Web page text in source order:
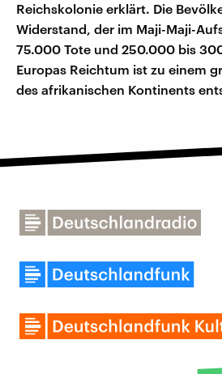
Reichskolonie erklärt. Die
Widerstand, der im Maji-Maji-
75.000 Tote und 250.000 bis
Europas Reichtum ist zu einem
des afrikanischen Kontinents